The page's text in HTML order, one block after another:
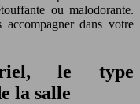
ou malodorante.
accompagner dans votre
le type
la salle